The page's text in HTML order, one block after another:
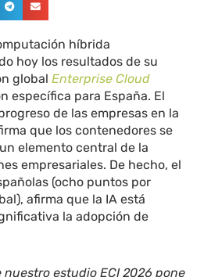
híbrida
hoy los resultados de su
globalEnterprise Cloud
específica para España. El
de las empresas en la
que los contenedores se
elemento central de la
empresariales. De hecho, el
(ocho puntos por
afirma que la IA está
la adopción de
nuestro estudio ECI 2026 pone